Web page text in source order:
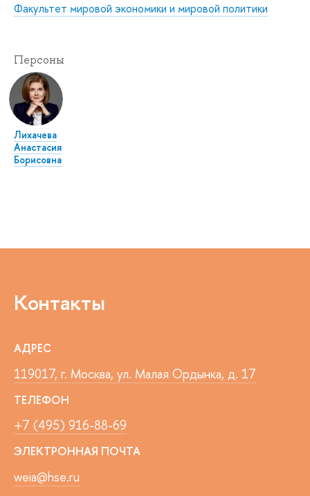
Факультет мировой экономики и мировой политики
Персоны
Лихачева
Анастасия
Борисовна
Контакты
АДРЕС
119017, г. Москва, ул. Малая Ордынка, д. 17
ТЕЛЕФОН
+7 (495) 916-88-69
ЭЛЕКТРОННАЯ ПОЧТА
weia@hse.ru